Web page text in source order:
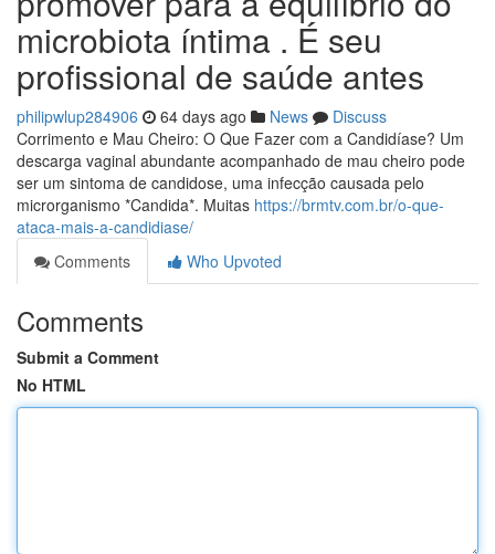
microbiota íntima . É seu
profissional de saúde antes
philipwlup284906 64 days ago News
Discuss
Corrimento e Mau Cheiro: O Que Fazer com a Candidíase? Um
descarga vaginal abundante acompanhado de mau cheiro pode
ser um sintoma de candidose, uma infecção causada pelo
microrganismo *Candida*. Muitas https://brmtv.com.br/o-que-
ataca-mais-a-candidiase/
Comments
Who Upvoted
Comments
Submit a Comment
No HTML